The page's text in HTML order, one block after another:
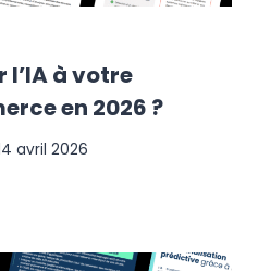
à votre
en 2026 ?
avril 2026